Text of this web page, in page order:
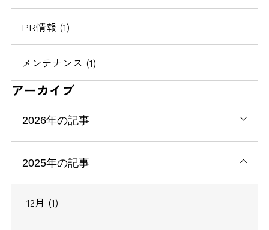
PR情報 (1)
メンテナンス (1)
アーカイブ
2026年の記事
2025年の記事
12月 (1)